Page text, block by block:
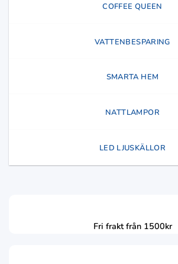
COFFEE QUEEN
VATTENBESPARING
SMARTA HEM
NATTLAMPOR
LED LJUSKÄLLOR
Fri frakt från 1500kr